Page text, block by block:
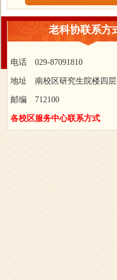
老科协联系方
电话 029-87091810
地址 南校区研究生院楼四层
邮编 712100
各校区服务中心联系方式